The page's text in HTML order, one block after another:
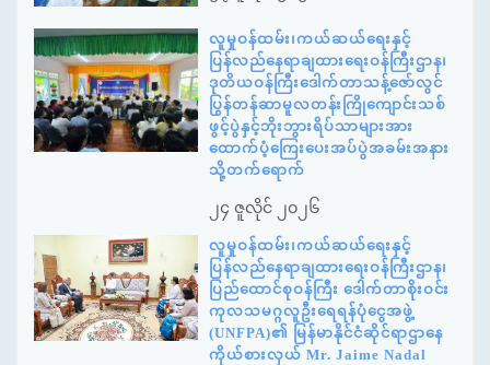
လူမှုဝန်ထမ်း၊ကယ်ဆယ်ရေးနှင့်
ပြန်လည်နေရာချထားရေးဝန်ကြီးဌာန၊
ဒုတိယဝန်ကြီးဒေါက်တာသန့်ဇော်လွင်
ပြွန်တန်ဆာမူလတန်းကြိုကျောင်းသစ်
ဖွင့်ပွဲနှင့်ဘိုးဘွားရိပ်သာများအား
ထောက်ပံ့ကြေးပေးအပ်ပွဲအခမ်းအနား
သို့တက်ရောက်
၂၄ ဇူလိုင် ၂၀၂၆
လူမှုဝန်ထမ်း၊ကယ်ဆယ်ရေးနှင့်
ပြန်လည်နေရာချထားရေးဝန်ကြီးဌာန၊
ပြည်ထောင်စုဝန်ကြီး ဒေါက်တာစိုးဝင်း
ကုလသမဂ္ဂလူဦးရေရန်ပုံငွေအဖွဲ့
(UNFPA)၏ မြန်မာနိုင်ငံဆိုင်ရာဌာနေ
ကိုယ်စားလှယ် Mr. Jaime Nadal